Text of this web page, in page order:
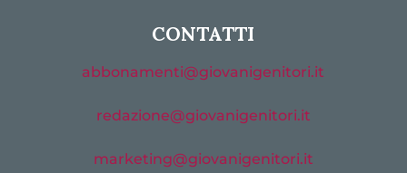
CONTATTI
abbonamenti@giovanigenitori.it
redazione@giovanigenitori.it
marketing@giovanigenitori.it